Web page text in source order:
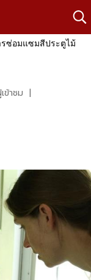
รซ่อมแซมสีประตูไม้
ข้าชม |